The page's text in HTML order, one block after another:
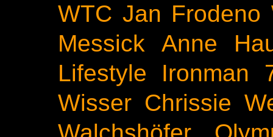
WTC Jan Frodeno
Messick
Anne
Lifestyle
Ironman
Wisser Chrissie